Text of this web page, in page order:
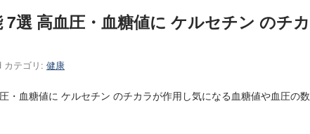
選 高血圧・血糖値に ケルセチン のチカ
カテゴリ: 健康
・血糖値に ケルセチン のチカラが作用し気になる血糖値や血圧の数